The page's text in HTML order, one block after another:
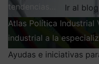
tendencias…
Ir al blog
Atlas Política Industrial
industrial a la
Ayudas e iniciativas